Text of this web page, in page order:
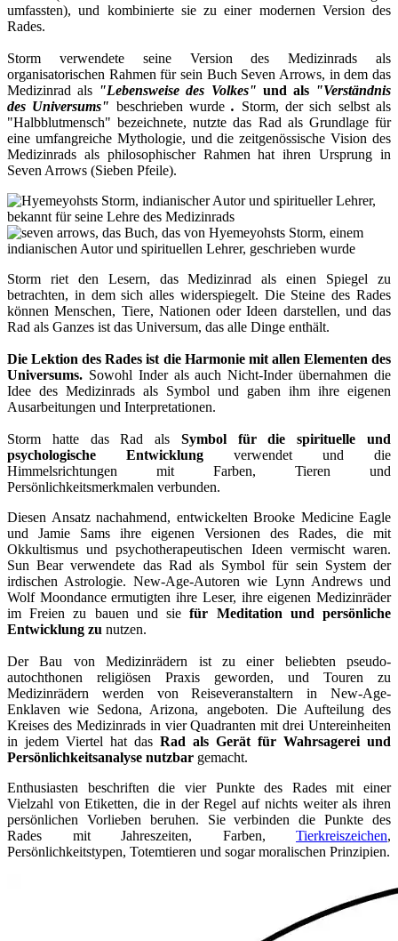
umfassten), und kombinierte sie zu einer modernen Version des
Rades.
Storm verwendete seine Version des Medizinrads als
organisatorischen Rahmen für sein Buch Seven Arrows, in dem das
Medizinrad als "Lebensweise des Volkes" und als "Verständnis
des Universums" beschrieben wurde. Storm, der sich selbst als
"Halbblutmensch" bezeichnete, nutzte das Rad als Grundlage für
eine umfangreiche Mythologie, und die zeitgenössische Vision des
Medizinrads als philosophischer Rahmen hat ihren Ursprung in
Seven Arrows (Sieben Pfeile).
Storm riet den Lesern, das Medizinrad als einen Spiegel zu
betrachten, in dem sich alles widerspiegelt. Die Steine des Rades
können Menschen, Tiere, Nationen oder Ideen darstellen, und das
Rad als Ganzes ist das Universum, das alle Dinge enthält.
Die Lektion des Rades ist die Harmonie mit allen Elementen des
Universums. Sowohl Inder als auch Nicht-Inder übernahmen die
Idee des Medizinrads als Symbol und gaben ihm ihre eigenen
Ausarbeitungen und Interpretationen.
Storm hatte das Rad als Symbol für die spirituelle und
psychologische Entwicklung verwendet und die
Himmelsrichtungen mit Farben, Tieren und
Persönlichkeitsmerkmalen verbunden.
Diesen Ansatz nachahmend, entwickelten Brooke Medicine Eagle
und Jamie Sams ihre eigenen Versionen des Rades, die mit
Okkultismus und psychotherapeutischen Ideen vermischt waren.
Sun Bear verwendete das Rad als Symbol für sein System der
irdischen Astrologie. New-Age-Autoren wie Lynn Andrews und
Wolf Moondance ermutigten ihre Leser, ihre eigenen Medizinräder
im Freien zu bauen und siefür Meditation und persönliche
Entwicklung zu nutzen.
Der Bau von Medizinrädern ist zu einer beliebten pseudo-
autochthonen religiösen Praxis geworden, und Touren zu
Medizinrädern werden von Reiseveranstaltern in New-Age-
Enklaven wie Sedona, Arizona, angeboten. Die Aufteilung des
Kreises des Medizinrads in vier Quadranten mit drei Untereinheiten
in jedem Viertel hat das Rad als Gerät für Wahrsagerei und
Persönlichkeitsanalyse nutzbar gemacht.
Enthusiasten beschriften die vier Punkte des Rades mit einer
Vielzahl von Etiketten, die in der Regel auf nichts weiter als ihren
persönlichen Vorlieben beruhen. Sie verbinden die Punkte des
Rades mit Jahreszeiten, Farben, Tierkreiszeichen,
Persönlichkeitstypen, Totemtieren und sogar moralischen Prinzipien.